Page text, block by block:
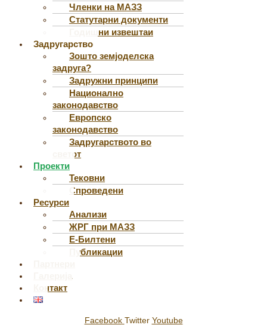
Членки на МАЗЗ
Статутарни документи
Годишни извештаи
Задругарство
Зошто земјоделска
задруга?
Задружни принципи
Национално
законодавство
Европско
законодавство
Задругарството во
светот
Проекти
Тековни
Спроведени
Ресурси
Анализи
ЖРГ при МАЗЗ
Е-Билтени
Публикации
Контакт
Facebook Twitter Youtube